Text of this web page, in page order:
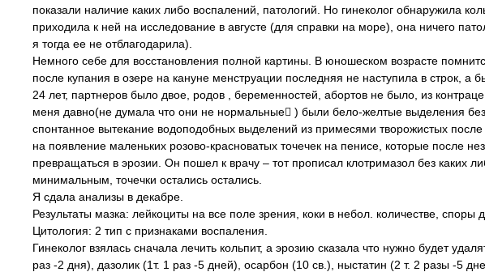
показали наличие каких либо воспалений, патологий. Но гинеколог обнаружила
приходила к ней на исследование в августе (для справки на море), она ничего
я тогда ее не отблагодарила).
Немного себе для восстановления полной картины. В юношеском возрасте
после купания в озере на кануне менструации последняя не наступила в строк,
24 лет, партнеров было двое, родов , беременностей, абортов не было, из
меня давно(не думала что они не нормальные ) были бело-желтые выделения
спонтанное вытекание водоподобных выделений из примесями творожистых
на появление маленьких розово-красноватых точечек на пенисе, которые после
превращаться в эрозии. Он пошел к врачу – тот прописал клотримазол без каких
минимальным, точечки остались остались.
Я сдала анализы в декабре.
Результаты мазка: лейкоциты на все поле зрения, коки в небол. количестве,
Цитология: 2 тип с признаками воспаления.
Гинеколог взялась сначала лечить кольпит, а эрозию сказала что нужно будет
раз -2 дня), дазолик (1т. 1 раз -5 дней), осарбон (10 св.), ныстатин (2 т. 2 разы -5